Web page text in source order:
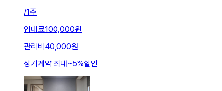
/1주
임대료100,000원
관리비 40,000원
장기계약 최대~5%할인